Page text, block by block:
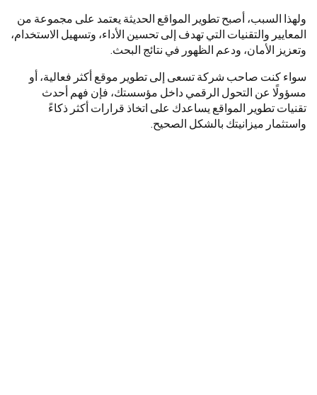
ولهذا السبب، أصبح تطوير المواقع الحديثة يعتمد على مجموعة من
المعايير والتقنيات التي تهدف إلى تحسين الأداء، وتسهيل الاستخدام،
وتعزيز الأمان، ودعم الظهور في نتائج البحث.
سواء كنت صاحب شركة تسعى إلى تطوير موقع أكثر فعالية، أو
مسؤولًا عن التحول الرقمي داخل مؤسستك، فإن فهم أحدث
تقنيات تطوير المواقع يساعدك على اتخاذ قرارات أكثر ذكاءً
واستثمار ميزانيتك بالشكل الصحيح.